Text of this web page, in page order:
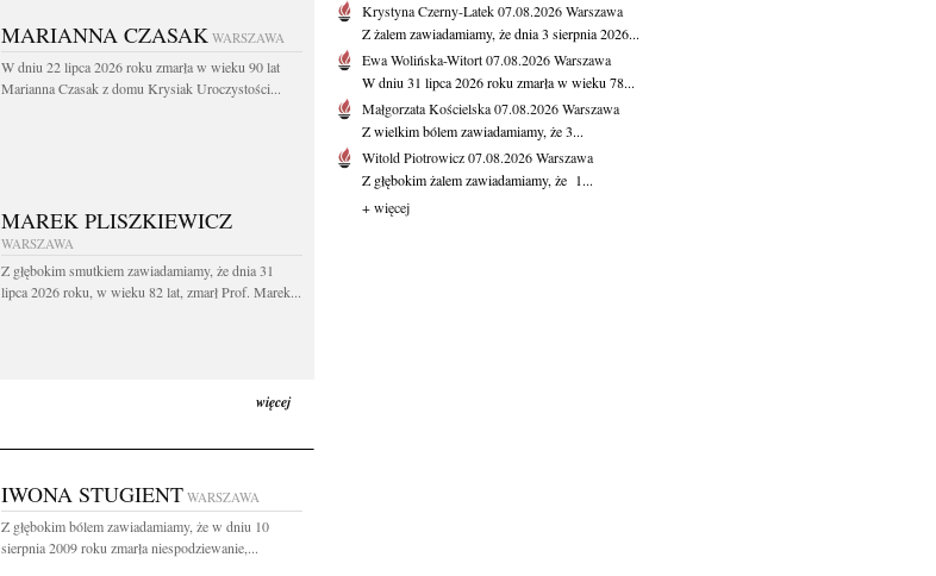
MARIANNA CZASAK WARSZAWA
W dniu 22 lipca 2026 roku zmarła w wieku 90 lat
Marianna Czasak z domu Krysiak Uroczystości...
MAREK PLISZKIEWICZ
WARSZAWA
Z głębokim smutkiem zawiadamiamy, że dnia 31
lipca 2026 roku, w wieku 82 lat, zmarł Prof. Marek...
więcej
IWONA STUGIENT WARSZAWA
Z głębokim bólem zawiadamiamy, że w dniu 10
sierpnia 2009 roku zmarła niespodziewanie,...
Krystyna Czerny-Latek07.08.2026Warszawa
Z żalem zawiadamiamy, że dnia 3 sierpnia 2026...
Ewa Wolińska-Witort07.08.2026Warszawa
W dniu 31 lipca 2026 roku zmarła w wieku 78...
Małgorzata Kościelska07.08.2026Warszawa
Z wielkim bólem zawiadamiamy, że 3...
Witold Piotrowicz07.08.2026Warszawa
Z głębokim żalem zawiadamiamy, że 1...
+ więcej